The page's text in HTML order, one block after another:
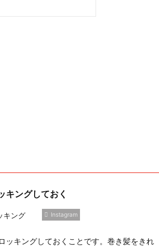
ングしておく
Instagram
ッキングしておくことです。巻き髪をきれ